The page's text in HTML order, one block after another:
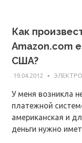
Как
Amazon.com
США?
19.04.2012
У меня возникла
платежной
американская и
деньги нужно